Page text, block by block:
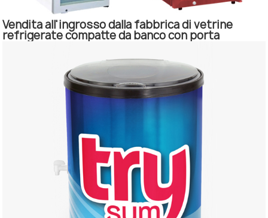
Vendita all'ingrosso dalla fabbrica di vetrine
refrigerate compatte da banco con porta
frontale in vetro.